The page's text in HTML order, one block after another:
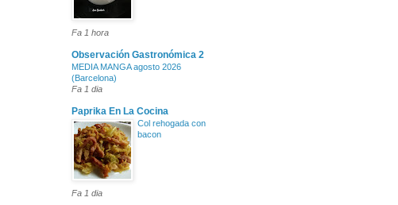
Fa 1 hora
Observación Gastronómica 2
MEDIA MANGA agosto 2026
(Barcelona)
Fa 1 dia
Paprika En La Cocina
Col rehogada con
bacon
Fa 1 dia